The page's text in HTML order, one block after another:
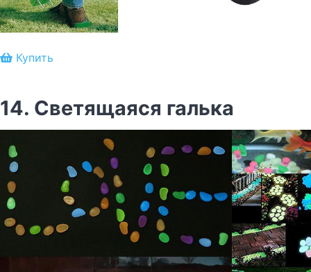
Купить
14. Светящаяся галька